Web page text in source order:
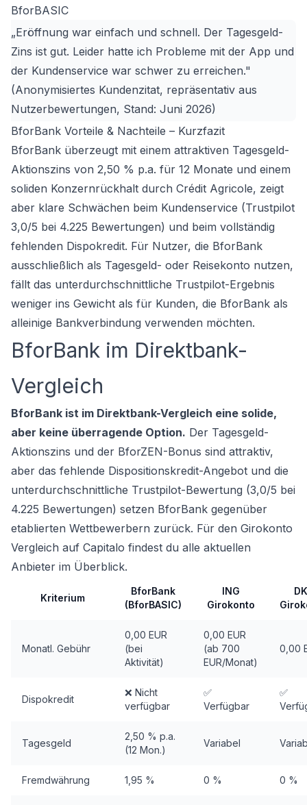
BforBASIC
„Eröffnung war einfach und schnell. Der Tagesgeld-
Zins ist gut. Leider hatte ich Probleme mit der App und
der Kundenservice war schwer zu erreichen."
(Anonymisiertes Kundenzitat, repräsentativ aus
Nutzerbewertungen, Stand: Juni 2026)
BforBank Vorteile & Nachteile – Kurzfazit
BforBank überzeugt mit einem attraktiven Tagesgeld-
Aktionszins von 2,50 % p.a. für 12 Monate und einem
soliden Konzernrückhalt durch Crédit Agricole, zeigt
aber klare Schwächen beim Kundenservice (Trustpilot
3,0/5 bei 4.225 Bewertungen) und beim vollständig
fehlenden Dispokredit. Für Nutzer, die BforBank
ausschließlich als Tagesgeld- oder Reisekonto nutzen,
fällt das unterdurchschnittliche Trustpilot-Ergebnis
weniger ins Gewicht als für Kunden, die BforBank als
alleinige Bankverbindung verwenden möchten.
BforBank im Direktbank-
Vergleich
BforBank ist im Direktbank-Vergleich eine solide,
aber keine überragende Option. Der Tagesgeld-
Aktionszins und der BforZEN-Bonus sind attraktiv,
aber das fehlende Dispositionskredit-Angebot und die
unterdurchschnittliche Trustpilot-Bewertung (3,0/5 bei
4.225 Bewertungen) setzen BforBank gegenüber
etablierten Wettbewerbern zurück. Für den Girokonto
Vergleich auf Capitalo findest du alle aktuellen
Anbieter im Überblick.
Kriterium
BforBank
(BforBASIC)
ING
Girokonto
Monatl. Gebühr
0,00 EUR
(bei
Aktivität)
0,00 EUR
(ab 700
EUR/Monat)
0,00
Dispokredit
❌ Nicht
verfügbar
✅
Verfügbar
✅
Tagesgeld
2,50 % p.a.
(12 Mon.)
Variabel
Fremdwährung 1,95 % 0 % 0 %